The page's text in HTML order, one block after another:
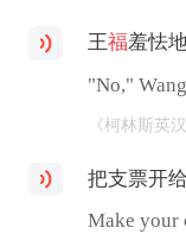
王福羞怯
"No,"
《柯林斯英
把支票开
Make your